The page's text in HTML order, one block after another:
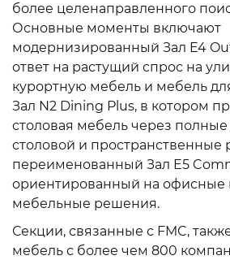
более целенаправленного
Основные моменты включают
модернизированный Зал E4
ответ на растущий спрос на
курортную мебель и мебель
Зал N2 Dining Plus, в котором
столовая мебель через
столовой и пространственные
переименованный Зал E5
ориентированный на офисные
мебельные решения.
Секции, связанные с FMC,
мебель с более чем 800